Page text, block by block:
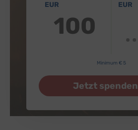
100
EUR EUR
Minimum € 5
Jetzt spenden